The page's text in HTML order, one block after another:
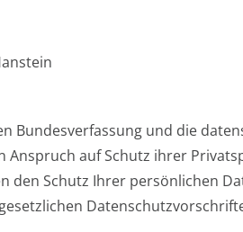
Bundesverfassung und die
Anspruch auf Schutz ihrer
den Schutz Ihrer persönlichen